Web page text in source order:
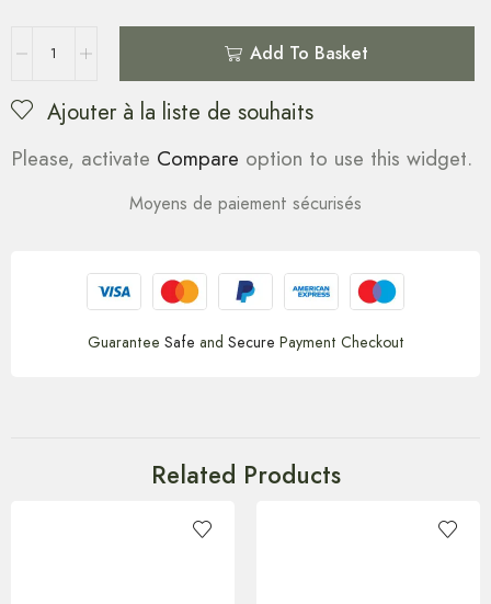
Add To Basket
Ajouter à la liste de souhaits
Please, activate Compare option to use this widget.
Moyens de paiement sécurisés
Guarantee Safe and Secure Payment Checkout
Related Products